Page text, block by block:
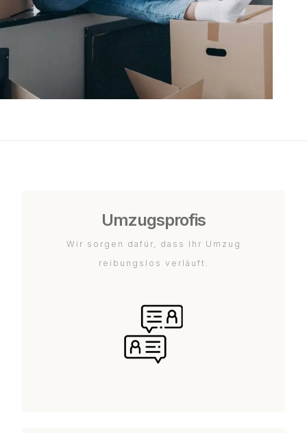
Umzugsprofis
Wir sorgen dafür, dass Ihr Umzug
reibungslos verläuft.